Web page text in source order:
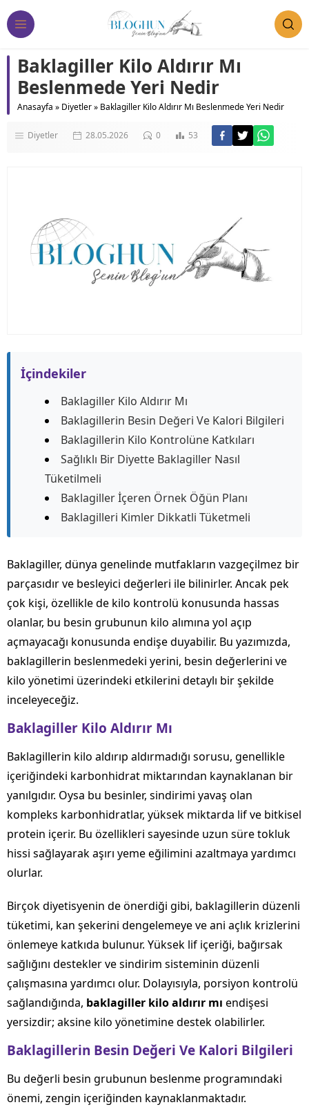
Baklagiller Kilo Aldırır Mı
Beslenmede Yeri Nedir
Anasayfa » Diyetler» Baklagiller Kilo Aldırır Mı Beslenmede Yeri Nedir
Diyetler 28.05.2026 0 53
İçindekiler
Baklagiller Kilo Aldırır Mı
Baklagillerin Besin Değeri Ve Kalori Bilgileri
Baklagillerin Kilo Kontrolüne Katkıları
Sağlıklı Bir Diyette Baklagiller Nasıl
Tüketilmeli
Baklagiller İçeren Örnek Öğün Planı
Baklagilleri Kimler Dikkatli Tüketmeli
Baklagiller, dünya genelinde mutfakların vazgeçilmez bir
parçasıdır ve besleyici değerleri ile bilinirler. Ancak pek
çok kişi, özellikle de kilo kontrolü konusunda hassas
olanlar, bu besin grubunun kilo alımına yol açıp
açmayacağı konusunda endişe duyabilir. Bu yazımızda,
baklagillerin beslenmedeki yerini, besin değerlerini ve
kilo yönetimi üzerindeki etkilerini detaylı bir şekilde
inceleyeceğiz.
Baklagiller Kilo Aldırır Mı
Baklagillerin kilo aldırıp aldırmadığı sorusu, genellikle
içeriğindeki karbonhidrat miktarından kaynaklanan bir
yanılgıdır. Oysa bu besinler, sindirimi yavaş olan
kompleks karbonhidratlar, yüksek miktarda lif ve bitkisel
protein içerir. Bu özellikleri sayesinde uzun süre tokluk
hissi sağlayarak aşırı yeme eğilimini azaltmaya yardımcı
olurlar.
Birçok diyetisyenin de önerdiği gibi, baklagillerin düzenli
tüketimi, kan şekerini dengelemeye ve ani açlık krizlerini
önlemeye katkıda bulunur. Yüksek lif içeriği, bağırsak
sağlığını destekler ve sindirim sisteminin düzenli
çalışmasına yardımcı olur. Dolayısıyla, porsiyon kontrolü
sağlandığında, baklagiller kilo aldırır mı endişesi
yersizdir; aksine kilo yönetimine destek olabilirler.
Baklagillerin Besin Değeri Ve Kalori Bilgileri
Bu değerli besin grubunun beslenme programındaki
önemi, zengin içeriğinden kaynaklanmaktadır.